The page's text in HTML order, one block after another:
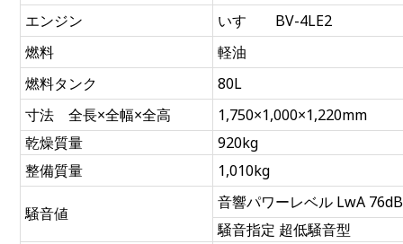
エンジン
いすゞ BV-4LE2
燃料
軽油
燃料タンク
80L
寸法 全長×全幅×全高
1,750×1,000×1,220mm
乾燥質量
920kg
整備質量
1,010kg
騒音値
音響パワーレベル LwA 76dB
騒音指定 超低騒音型